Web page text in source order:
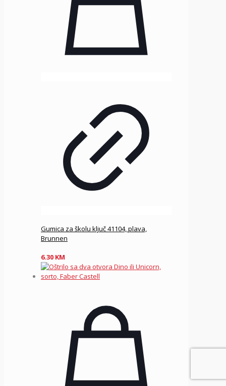
Gumica za školu ključ 41104, plava,
Brunnen
6.30 KM